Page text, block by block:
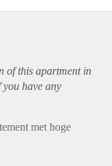
of this apartmentin
you have any
met hoge